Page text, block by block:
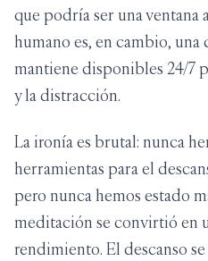
que podría ser una
humano es, en cambio,
mantiene disponibles 24/7
y la distracción.
La ironía es brutal: nunca
herramientas para el
pero nunca hemos estado
meditación se convirtió en
rendimiento. El descanso